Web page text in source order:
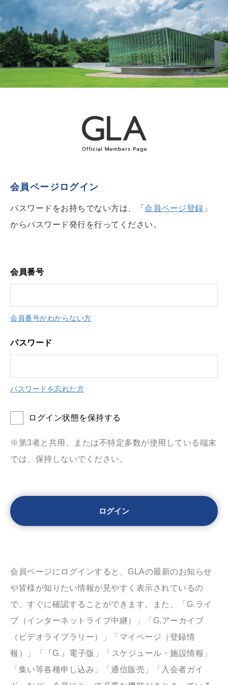
会員ページログイン
パスワードをお持ちでない方は、「 会員ページ登録 」
からパスワード発行を行ってください。
会員番号
会員番号がわからない方
パスワード
パスワードを忘れた方
ログイン状態を保持する
※第3者と共用、または不特定多数が使用している端末
では、保持しないでください。
会員ページにログインすると、GLAの最新のお知らせ
や皆様が知りたい情報が見やすく表示されているの
で、すぐに確認することができます。また、「G.ライ
ブ（インターネットライブ中継）」「G.アーカイブ
（ビデオライブラリー）」「マイページ（登録情
報）」「『G.』電子版」「スケジュール・施設情報」
「集い等各種申し込み」「通信販売」「入会者ガイ